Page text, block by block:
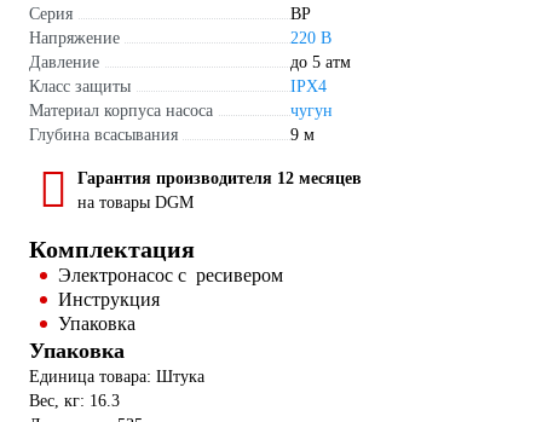
Серия
BP
Напряжение
220 В
Давление
до 5 атм
Класс защиты
IPX4
Материал корпуса насоса
чугун
Глубина всасывания
9 м
Гарантия производителя 12 месяцев
на товары DGM
Комплектация
Электронасос с ресивером
Инструкция
Упаковка
Упаковка
Единица товара: Штука
Вес, кг: 16.3